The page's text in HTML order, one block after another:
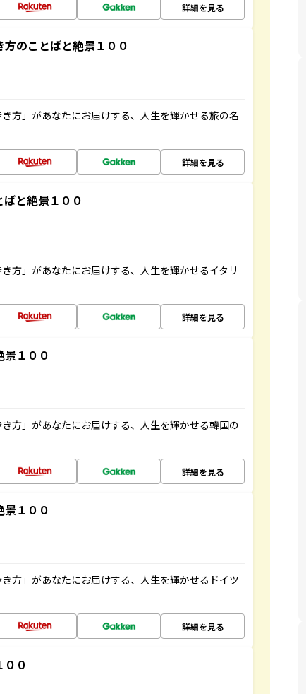
詳細を見る
のことばと絶景１００
方」があなたにお届けする、人生を輝かせる旅の名
詳細を見る
と絶景１００
方」があなたにお届けする、人生を輝かせるイタリ
詳細を見る
１００
方」があなたにお届けする、人生を輝かせる韓国の
詳細を見る
１００
方」があなたにお届けする、人生を輝かせるドイツ
詳細を見る
０